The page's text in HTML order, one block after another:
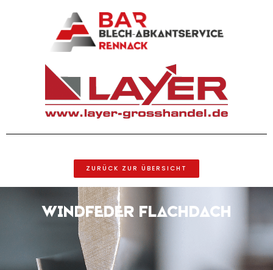
ZURÜCK ZUR ÜBERSICHT
Windfeder Flachdach